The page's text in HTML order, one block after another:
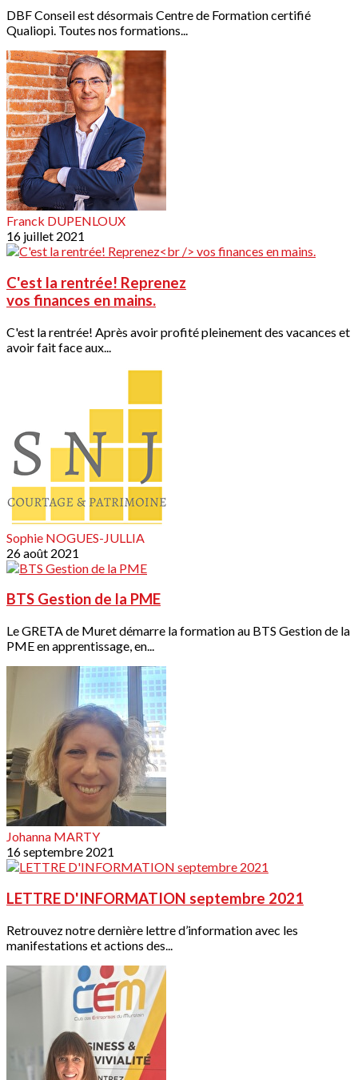
DBF Conseil est désormais Centre de Formation certifié
Qualiopi. Toutes nos formations...
Franck DUPENLOUX
16 juillet 2021
C'est la rentrée! Reprenez
vos finances en mains.
C'est la rentrée! Après avoir profité pleinement des vacances et
avoir fait face aux...
Sophie NOGUES-JULLIA
26 août 2021
BTS Gestion de la PME
Le GRETA de Muret démarre la formation au BTS Gestion de la
PME en apprentissage, en...
Johanna MARTY
16 septembre 2021
LETTRE D'INFORMATION septembre 2021
Retrouvez notre dernière lettre d’information avec les
manifestations et actions des...